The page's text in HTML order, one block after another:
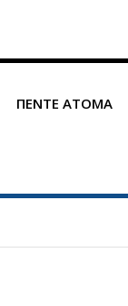
ΠΕΝΤΕ ΑΤΟΜΑ